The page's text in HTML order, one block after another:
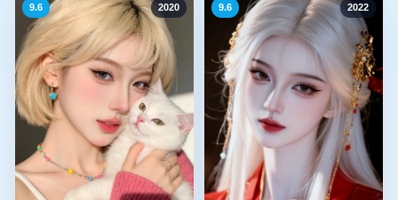
9.6 2020 9.6 2022